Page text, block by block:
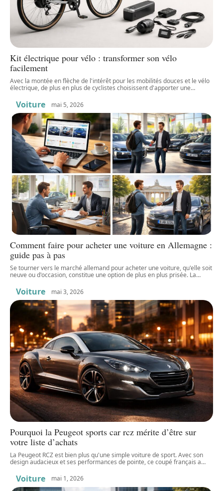
Kit électrique pour vélo : transformer son vélo
facilement
Avec la montée en flèche de l'intérêt pour les mobilités douces et le vélo
électrique, de plus en plus de cyclistes choisissent d'apporter une…
Voiture mai 5, 2026
Comment faire pour acheter une voiture en Allemagne :
guide pas à pas
Se tourner vers le marché allemand pour acheter une voiture, qu'elle soit
neuve ou d'occasion, constitue une option de plus en plus prisée. La…
Voiture mai 3, 2026
Pourquoi la Peugeot sports car rcz mérite d’être sur
votre liste d’achats
La Peugeot RCZ est bien plus qu'une simple voiture de sport. Avec son
design audacieux et ses performances de pointe, ce coupé français a…
Voiture mai 1, 2026